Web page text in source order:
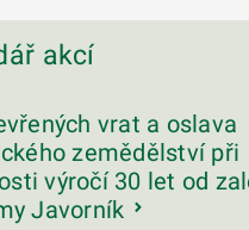
akcí
vrat a oslava
zemědělství při
výročí 30 let od
Javorník